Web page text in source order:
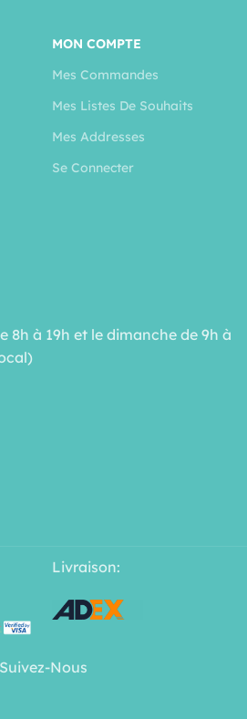
MON COMPTE
Mes Commandes
Mes Listes De Souhaits
Mes Addresses
Se Connecter
8h à 19h et le dimanche de 9h à
Livraison:
Suivez-Nous